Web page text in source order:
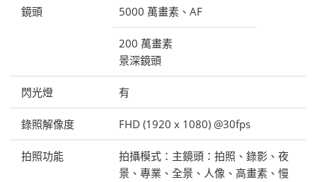
鏡頭 5000 萬畫素、AF
200 萬畫素
景深鏡頭
閃光燈 有
錄照解像度 FHD (1920 x 1080) @30fps
拍照功能
拍攝模式：主鏡頭：拍照、錄影、夜
景、專業、全景、人像、高畫素、慢